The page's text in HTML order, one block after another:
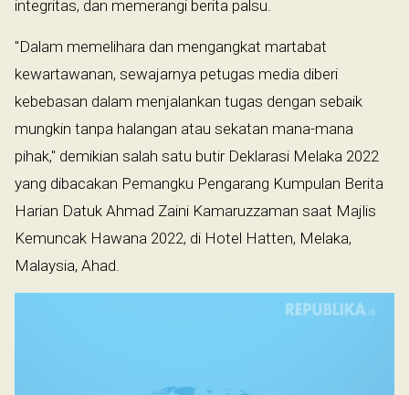
integritas, dan memerangi berita palsu.
"Dalam memelihara dan mengangkat martabat
kewartawanan, sewajarnya petugas media diberi
kebebasan dalam menjalankan tugas dengan sebaik
mungkin tanpa halangan atau sekatan mana-mana
pihak," demikian salah satu butir Deklarasi Melaka 2022
yang dibacakan Pemangku Pengarang Kumpulan Berita
Harian Datuk Ahmad Zaini Kamaruzzaman saat Majlis
Kemuncak Hawana 2022, di Hotel Hatten, Melaka,
Malaysia, Ahad.